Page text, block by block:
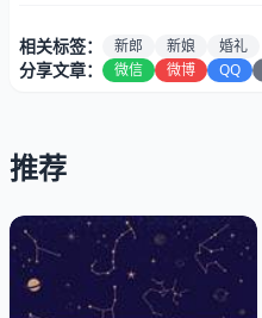
相关标签： 新郎 新娘 婚礼
分享文章： 微信 微博 QQ
推荐